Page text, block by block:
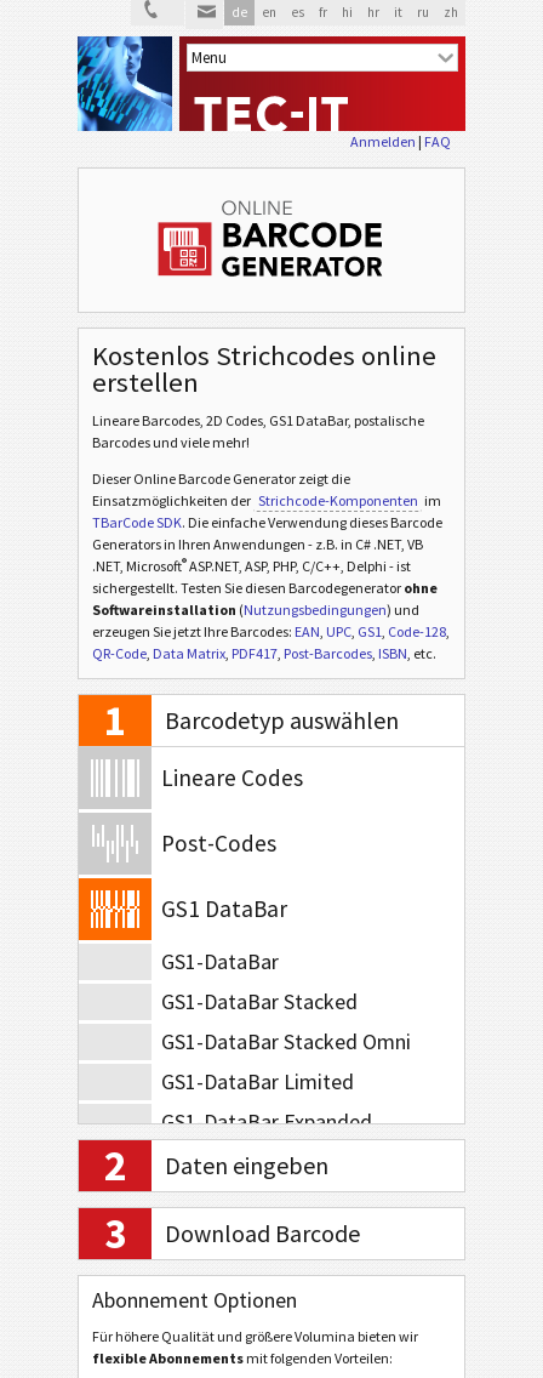
de en es fr hi hr it ru zh
Anmelden | FAQ
Kostenlos Strichcodes online
erstellen
Lineare Barcodes, 2D Codes, GS1 DataBar, postalische
Barcodes und viele mehr!
Dieser Online Barcode Generator zeigt die
Einsatzmöglichkeiten der Strichcode-Komponenten im
TBarCode SDK. Die einfache Verwendung dieses Barcode
Generators in Ihren Anwendungen - z.B. in C# .NET, VB
.NET, Microsoft®ASP.NET, ASP, PHP, C/C++, Delphi - ist
sichergestellt. Testen Sie diesen Barcodegenerator ohne
Softwareinstallation (Nutzungsbedingungen) und
erzeugen Sie jetzt Ihre Barcodes: EAN, UPC, GS1, Code-128,
QR-Code, Data Matrix, PDF417, Post-Barcodes, ISBN, etc.
1 Barcodetyp auswählen
Lineare Codes
Post-Codes
GS1 DataBar
GS1-DataBar
GS1-DataBar Stacked
GS1-DataBar Stacked Omni
GS1-DataBar Limited
GS1-DataBar Expanded
GS1-DataBar Expanded Stacked
GS1-128 Composite Symbology
GS1-DataBar Composite
GS1-DataBar Stacked Composite
GS1-DataBar Limited Composite
2 Daten eingeben
3 Download Barcode
Abonnement Optionen
Für höhere Qualität und größere Volumina bieten wir
flexible Abonnements mit folgenden Vorteilen: